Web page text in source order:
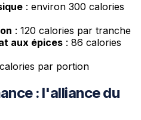
: environ 300 calories
: 120 calories par tranche
aux épices : 86 calories
par portion
: l'alliance du